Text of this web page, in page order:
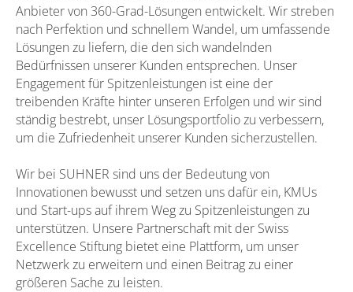
Anbieter von 360-Grad-Lösungen entwickelt. Wir streben
nach Perfektion und schnellem Wandel, um umfassende
Lösungen zu liefern, die den sich wandelnden
Bedürfnissen unserer Kunden entsprechen. Unser
Engagement für Spitzenleistungen ist eine der
treibenden Kräfte hinter unseren Erfolgen und wir sind
ständig bestrebt, unser Lösungsportfolio zu verbessern,
um die Zufriedenheit unserer Kunden sicherzustellen.
Wir bei SUHNER sind uns der Bedeutung von
Innovationen bewusst und setzen uns dafür ein, KMUs
und Start-ups auf ihrem Weg zu Spitzenleistungen zu
unterstützen. Unsere Partnerschaft mit der Swiss
Excellence Stiftung bietet eine Plattform, um unser
Netzwerk zu erweitern und einen Beitrag zu einer
größeren Sache zu leisten.